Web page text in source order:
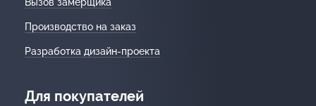
Производство на заказ
Разработка дизайн-проекта
Для покупателей